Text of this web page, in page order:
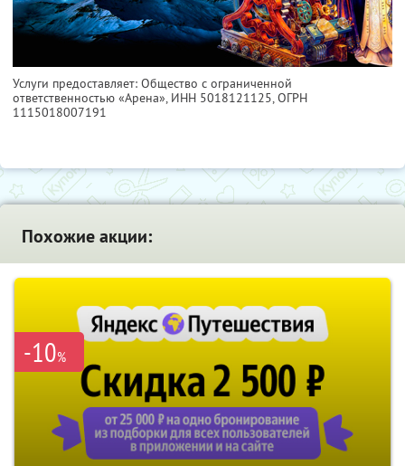
Услуги предоставляет: Общество с ограниченной
ответственностью «Арена», ИНН 5018121125, ОГРН
1115018007191
Похожие акции:
-10%